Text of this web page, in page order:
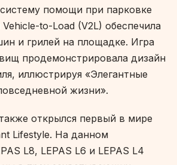
помощи при парковке
to-Load (V2L) обеспечила
и грилей на площадке. Игра
продемонстрировала дизайн
иллюстрируя «Элегантные
жизни».
открылся первый в мире
Lifestyle. На данном
L8, LEPAS L6 и LEPAS L4